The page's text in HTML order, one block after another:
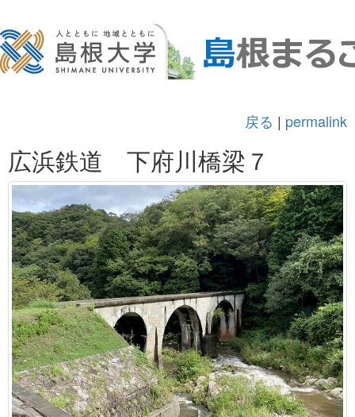
戻る | permalink
広浜鉄道 下府川橋梁７